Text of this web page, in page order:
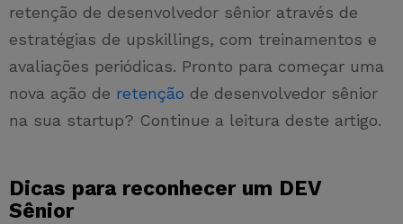
retenção de desenvolvedor sênior através de
estratégias de upskillings, com treinamentos e
avaliações periódicas. Pronto para começar uma
nova ação de retenção de desenvolvedor sênior
na sua startup? Continue a leitura deste artigo.
Dicas para reconhecer um DEV
Sênior